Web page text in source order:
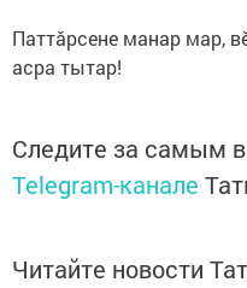
Паттăрсене манар мар,
асра тытар!
Следите за самым
Telegram-канале
Читайте новости